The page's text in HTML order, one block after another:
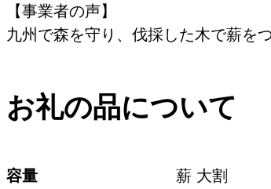
【事業者の声】
九州で森を守り、伐採した木で薪を
お礼の品について
容量
薪 大割